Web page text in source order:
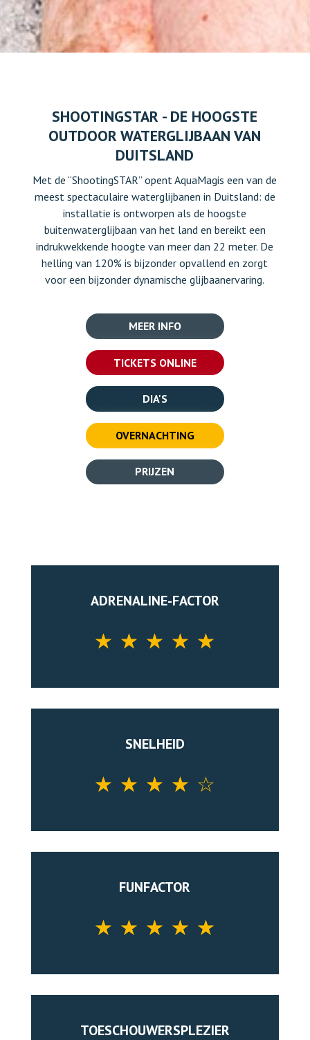
SHOOTINGSTAR - DE HOOGSTE
OUTDOOR WATERGLIJBAAN VAN
DUITSLAND
Met de “ShootingSTAR” opent AquaMagis een van de
meest spectaculaire waterglijbanen in Duitsland: de
installatie is ontworpen als de hoogste
buitenwaterglijbaan van het land en bereikt een
indrukwekkende hoogte van meer dan 22 meter. De
helling van 120% is bijzonder opvallend en zorgt
voor een bijzonder dynamische glijbaanervaring.
MEER INFO
TICKETS ONLINE
DIA'S
OVERNACHTING
PRIJZEN
ADRENALINE-FACTOR
☆ ☆ ☆ ☆ ☆
SNELHEID
☆ ☆ ☆ ☆ ☆
FUNFACTOR
☆ ☆ ☆ ☆ ☆
TOESCHOUWERSPLEZIER